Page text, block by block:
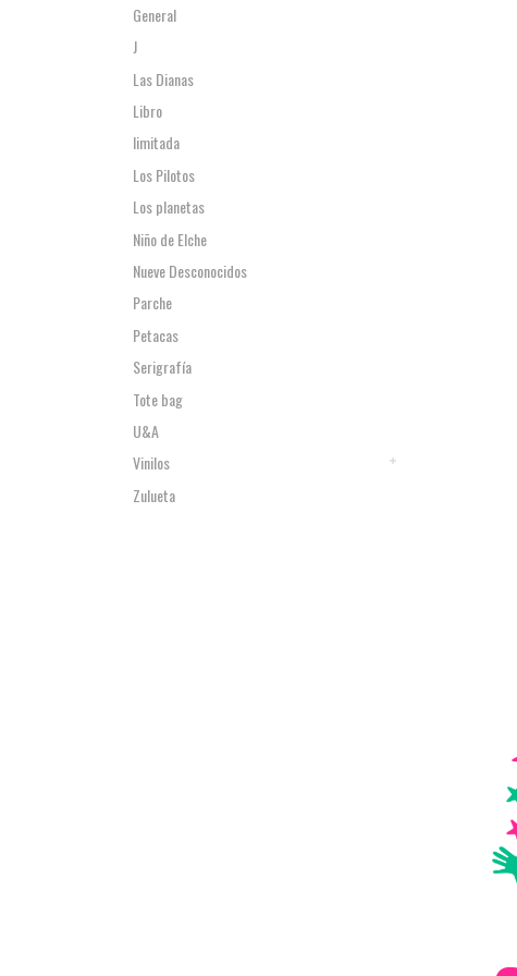
General
J
Las Dianas
Libro
limitada
Los Pilotos
Los planetas
Niño de Elche
Nueve Desconocidos
Parche
Petacas
Serigrafía
Tote bag
U&A
Vinilos
Zulueta